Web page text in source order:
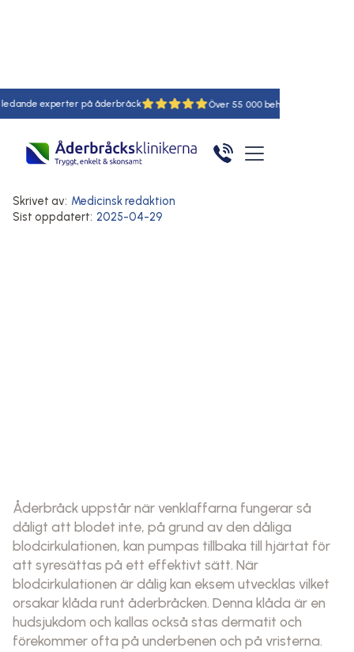
experter på åderbråck 55
Hem/Artiklar/Här
Åderbråck Symtom på åderbråck
Åderbråck som kliar
Skrivet av: Medicinsk redaktion
Sist oppdatert: 2025-04-29
Åderbråck uppstår när venklaffarna fungerar så
dåligt att blodet inte, på grund av den dåliga
blodcirkulationen, kan pumpas tillbaka till hjärtat för
att syresättas på ett effektivt sätt. När
blodcirkulationen är dålig kan eksem utvecklas vilket
orsakar klåda runt åderbråcken. Denna klåda är en
hudsjukdom och kallas också stas dermatit och
förekommer ofta på underbenen och på vristerna.